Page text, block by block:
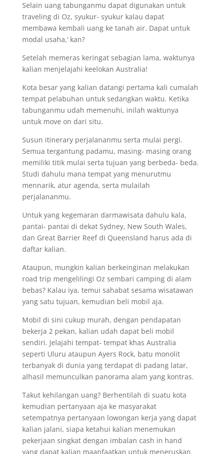
Selain uang tabunganmu dapat digunakan untuk
traveling di Oz, syukur- syukur kalau dapat
membawa kembali uang ke tanah air. Dapat untuk
modal usaha,‘ kan?
Setelah memeras keringat sebagian lama, waktunya
kalian menjelajahi keelokan Australia!
Kota besar yang kalian datangi pertama kali cumalah
tempat pelabuhan untuk sedangkan waktu. Ketika
tabunganmu udah memenuhi, inilah waktunya
untuk move on dari situ.
Susun itinerary perjalananmu serta mulai pergi.
Semua tergantung padamu, masing- masing orang
memiliki titik mulai serta tujuan yang berbeda- beda.
Studi dahulu mana tempat yang menurutmu
mennarik, atur agenda, serta mulailah
perjalananmu.
Untuk yang kegemaran darmawisata dahulu kala,
pantai- pantai di dekat Sydney, New South Wales,
dan Great Barrier Reef di Queensland harus ada di
daftar kalian.
Ataupun, mungkin kalian berkeinginan melakukan
road trip mengelilingi Oz sembari camping di alam
bebas? Kalau iya, temui sahabat sesama wisatawan
yang satu tujuan, kemudian beli mobil aja.
Mobil di sini cukup murah, dengan pendapatan
bekerja 2 pekan, kalian udah dapat beli mobil
sendiri. Jelajahi tempat- tempat khas Australia
seperti Uluru ataupun Ayers Rock, batu monolit
terbanyak di dunia yang terdapat di padang latar,
alhasil memunculkan panorama alam yang kontras.
Takut kehilangan uang? Berhentilah di suatu kota
kemudian pertanyaan aja ke masyarakat
setempatnya pertanyaan lowongan kerja yang dapat
kalian jalani, siapa ketahui kalian menemukan
pekerjaan singkat dengan imbalan cash in hand
yang dapat kalian maanfaatkan untuk meneruskan